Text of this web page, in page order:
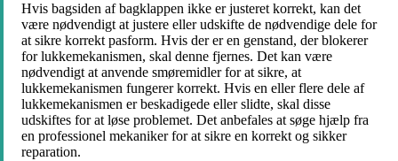
Hvis bagsiden af bagklappen ikke er justeret korrekt, kan det
være nødvendigt at justere eller udskifte de nødvendige dele for
at sikre korrekt pasform. Hvis der er en genstand, der blokerer
for lukkemekanismen, skal denne fjernes. Det kan være
nødvendigt at anvende smøremidler for at sikre, at
lukkemekanismen fungerer korrekt. Hvis en eller flere dele af
lukkemekanismen er beskadigede eller slidte, skal disse
udskiftes for at løse problemet. Det anbefales at søge hjælp fra
en professionel mekaniker for at sikre en korrekt og sikker
reparation.